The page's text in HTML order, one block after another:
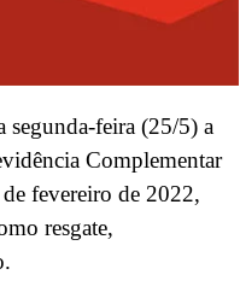
feira (25/5) a
Complementar
fevereiro de 2022,
resgate,